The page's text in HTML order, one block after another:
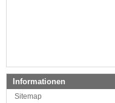
Informationen
Sitemap